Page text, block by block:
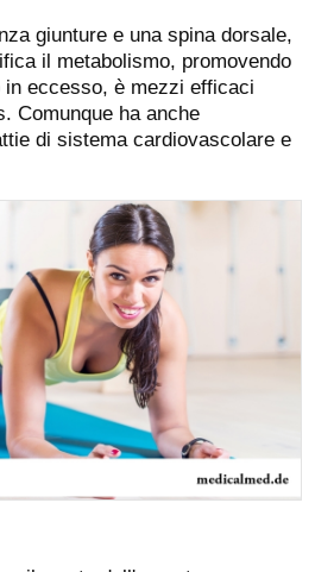
giunture e una spina dorsale,
il metabolismo, promovendo
eccesso, è mezzi efficaci
Comunque ha anche
di sistema cardiovascolare e